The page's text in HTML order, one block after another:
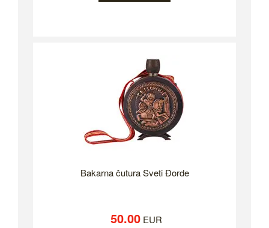
Bakarna čutura Sveti Đorde
50.00EUR